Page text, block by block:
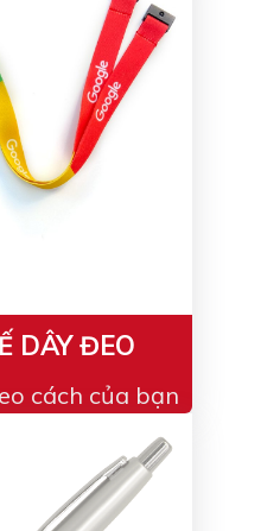
DÂY ĐEO
cách của bạn